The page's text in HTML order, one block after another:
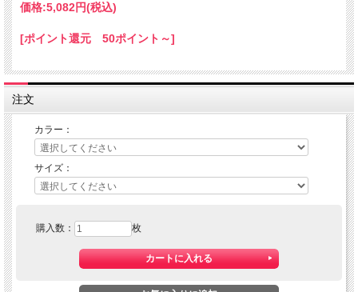
価格:5,082円(税込)
[ポイント還元 50ポイント～]
注文
カラー：
サイズ：
購入数： 枚